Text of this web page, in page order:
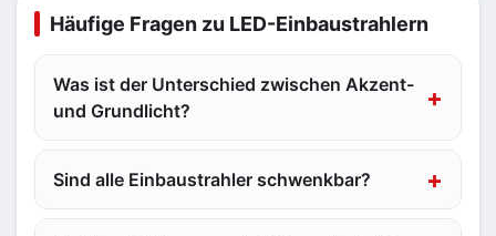
Häufige Fragen zu LED-Einbaustrahlern
Was ist der Unterschied zwischen Akzent-
und Grundlicht?
Sind alle Einbaustrahler schwenkbar?